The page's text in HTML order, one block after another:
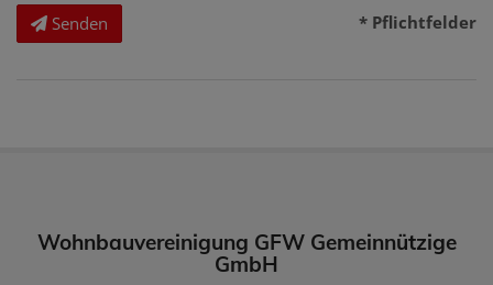
Senden * Pflichtfelder
Wohnbauvereinigung GFW Gemeinnützige
GmbH